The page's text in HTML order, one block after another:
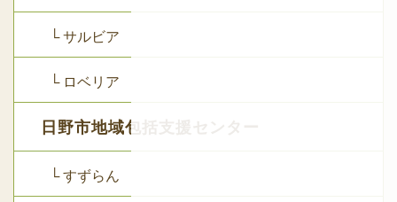
└ サルビア
└ ロベリア
日野市地域包括支援センター
└ すずらん